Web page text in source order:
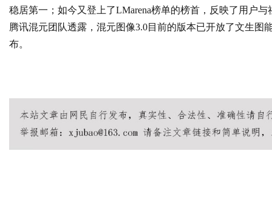
稳居第一；如今又登上了LMarena榜单的榜首，反映了用户
腾讯混元团队透露，混元图像3.0目前的版本已开放了文生
布。